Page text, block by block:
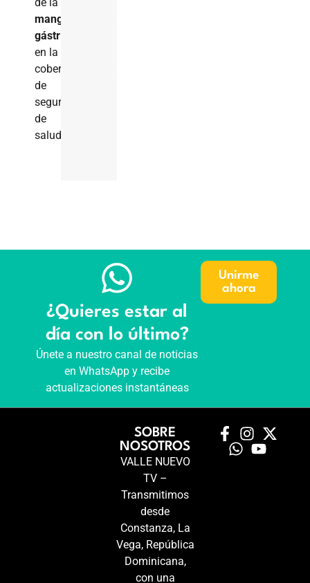
manga
gástrica
en la
cobertura
de
seguros
de
salud.
¿Quieres estar al
día con lo último?
Únete a nuestro canal de noticias
en WhatsApp y recibe
actualizaciones instantáneas
Unirme
ahora
SOBRE
NOSOTROS
VALLE NUEVO
TV –
Transmitimos
desde
Constanza, La
Vega, República
Dominicana,
con una